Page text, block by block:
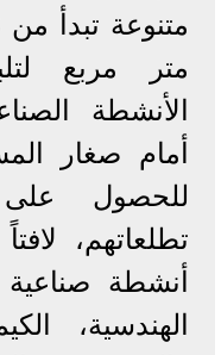
متر مربع
الأنشطة
أمام صغار
للحصول
تطلعاتهم،
أنشطة
الهندسية،